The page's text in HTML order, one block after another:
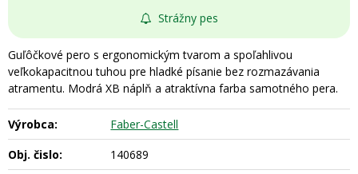
Strážny pes
Guľôčkové pero s ergonomickým tvarom a spoľahlivou
veľkokapacitnou tuhou pre hladké písanie bez rozmazávania
atramentu. Modrá XB náplň a atraktívna farba samotného pera.
Výrobca:
Faber-Castell
Obj. čislo:
140689